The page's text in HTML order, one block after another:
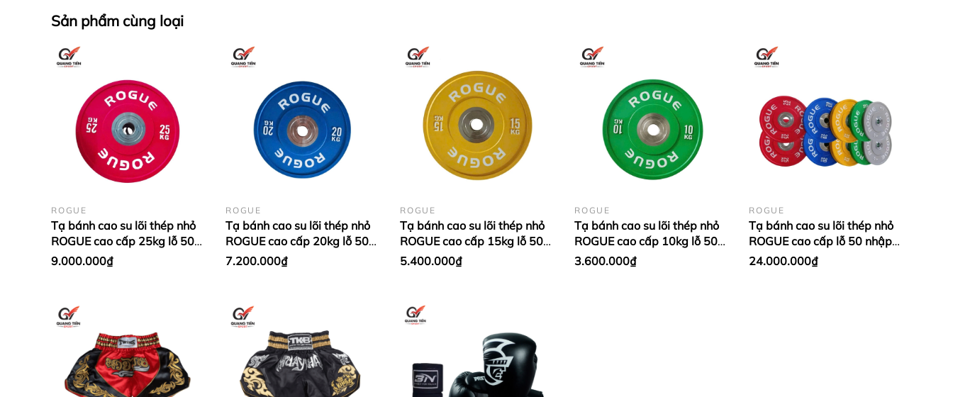
: sieuthitienichgiare@gmail.com
Khách hàng ở tỉnh xa mua hàng vui lòng cọc trước ít tiền vận chuyển hoặc chuyển khoản
Sản phẩm cùng loại
ROGUE
Tạ bánh cao su lõi thép nhỏ
ROGUE cao cấp 25kg lỗ 50
nhập khẩu - Màu đỏ (1 cặp)
9.000.000₫
ROGUE
Tạ bánh cao su lõi thép nhỏ
ROGUE cao cấp 20kg lỗ 50
nhập khẩu - Màu Xanh
7.200.000₫
ROGUE
Tạ bánh cao su lõi thép nhỏ
ROGUE cao cấp 15kg lỗ 50
nhập khẩu - Màu Vàng (1
5.400.000₫
ROGUE
Tạ bánh cao su lõi thép nhỏ
ROGUE cao cấp 10kg lỗ 50
nhập khẩu - màu Xanh Lá (1
3.600.000₫
ROGUE
Tạ bánh cao su lõi thép nhỏ
ROGUE cao cấp lỗ 50 nhập
khẩu (set 5-25kg) (1 đôi
24.000.000₫